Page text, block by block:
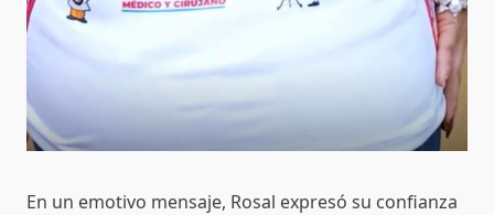
En un emotivo mensaje, Rosal expresó su confianza